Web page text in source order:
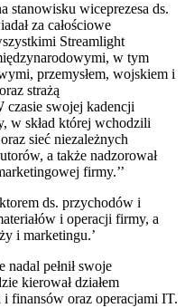
stanowisku wiceprezesa ds.
za całościowe
Streamlight
w tym
przemysłem, wojskiem i
strażą
czasie swojej kadencji
w skład której wchodzili
sieć niezależnych
a także nadzorował
firmy.’’
ds. przychodów i
i operacji firmy, a
i marketingu.’
pełnił swoje
kierował działem
finansów oraz operacjami IT.